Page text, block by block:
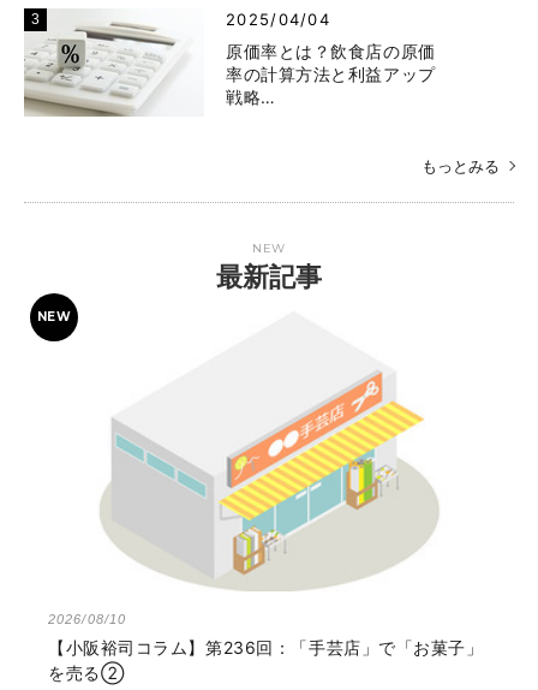
2025/04/04
原価率とは？飲食店の原価
率の計算方法と利益アップ
戦略…
もっとみる
NEW
最新記事
2026/08/10
【小阪裕司コラム】第236回：「手芸店」で「お菓子」
を売る②